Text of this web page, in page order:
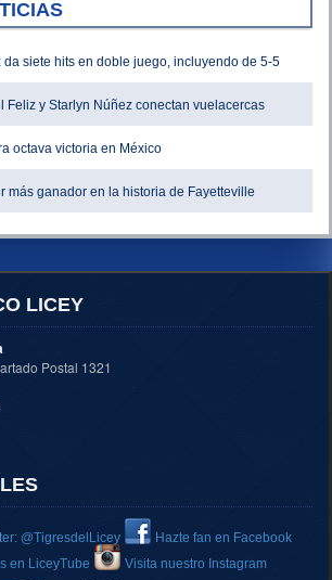
da siete hits en doble juego, incluyendo de 5-5
Feliz y Starlyn Núñez conectan vuelacercas
octava victoria en México
más ganador en la historia de Fayetteville
LICEY
Postal 1321
@TigresdelLicey
Hazte fan en Facebook
en LiceyTube
Visita nuestro Instagram